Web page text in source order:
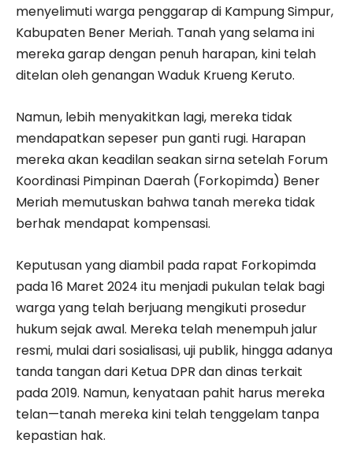
menyelimuti warga penggarap di Kampung Simpur,
Kabupaten Bener Meriah. Tanah yang selama ini
mereka garap dengan penuh harapan, kini telah
ditelan oleh genangan Waduk Krueng Keruto.
Namun, lebih menyakitkan lagi, mereka tidak
mendapatkan sepeser pun ganti rugi. Harapan
mereka akan keadilan seakan sirna setelah Forum
Koordinasi Pimpinan Daerah (Forkopimda) Bener
Meriah memutuskan bahwa tanah mereka tidak
berhak mendapat kompensasi.
Keputusan yang diambil pada rapat Forkopimda
pada 16 Maret 2024 itu menjadi pukulan telak bagi
warga yang telah berjuang mengikuti prosedur
hukum sejak awal. Mereka telah menempuh jalur
resmi, mulai dari sosialisasi, uji publik, hingga adanya
tanda tangan dari Ketua DPR dan dinas terkait
pada 2019. Namun, kenyataan pahit harus mereka
telan—tanah mereka kini telah tenggelam tanpa
kepastian hak.